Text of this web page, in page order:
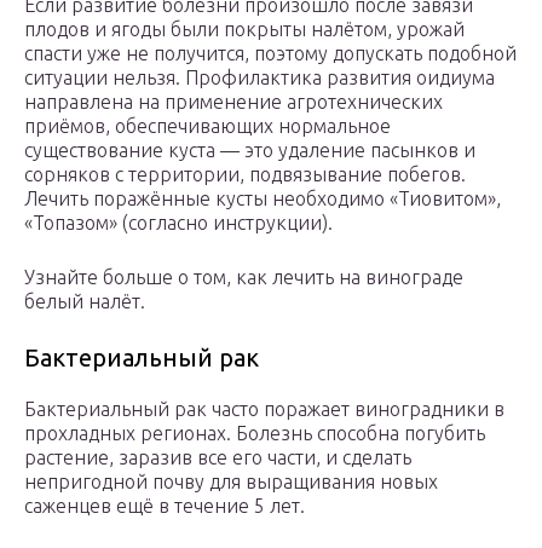
Если развитие болезни произошло после завязи
плодов и ягоды были покрыты налётом, урожай
спасти уже не получится, поэтому допускать подобной
ситуации нельзя. Профилактика развития оидиума
направлена на применение агротехнических
приёмов, обеспечивающих нормальное
существование куста — это удаление пасынков и
сорняков с территории, подвязывание побегов.
Лечить поражённые кусты необходимо «Тиовитом»,
«Топазом» (согласно инструкции).
Узнайте больше о том, как лечить на винограде
белый налёт.
Бактериальный рак
Бактериальный рак часто поражает виноградники в
прохладных регионах. Болезнь способна погубить
растение, заразив все его части, и сделать
непригодной почву для выращивания новых
саженцев ещё в течение 5 лет.